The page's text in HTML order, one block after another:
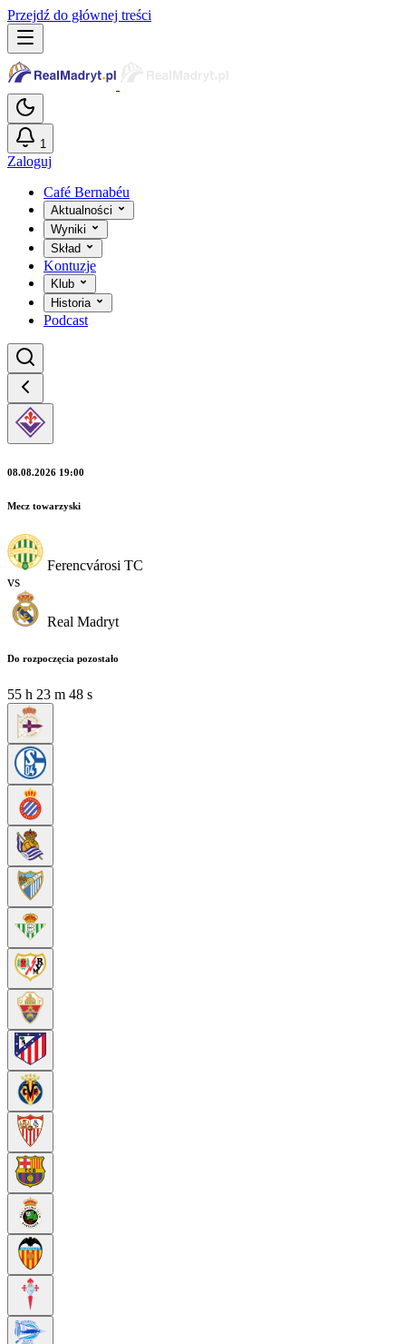
Przejdź do głównej treści
1
Zaloguj
Café Bernabéu
Aktualności
Wyniki
Skład
Kontuzje
Klub
Historia
Podcast
08.08.2026 19:00
Mecz towarzyski
Ferencvárosi TC
vs
Real Madryt
Do rozpoczęcia pozostało
55 h 23 m 46 s